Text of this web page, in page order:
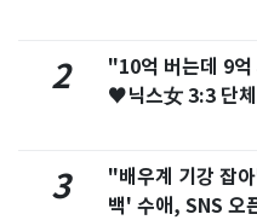
2
"10억 버는데 9
♥닉스女 3:3 단
3
"배우계 기강 잡
백' 수애, SNS 오